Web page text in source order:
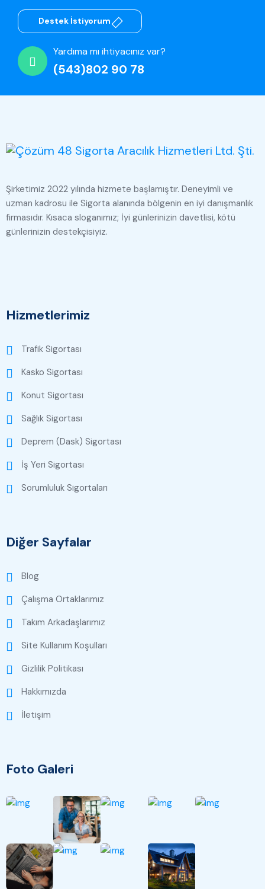
Destek İstiyorum
Yardıma mı ihtiyacınız var?
(543)802 90 78
Şirketimiz 2022 yılında hizmete başlamıştır. Deneyimli ve
uzman kadrosu ile Sigorta alanında bölgenin en iyi danışmanlık
firmasıdır. Kısaca sloganımız; İyi günlerinizin davetlisi, kötü
günlerinizin destekçisiyiz.
Hizmetlerimiz
Trafik Sigortası
Kasko Sigortası
Konut Sigortası
Sağlık Sigortası
Deprem (Dask) Sigortası
İş Yeri Sigortası
Sorumluluk Sigortaları
Diğer Sayfalar
Blog
Çalışma Ortaklarımız
Takım Arkadaşlarımız
Site Kullanım Koşulları
Gizlilik Politikası
Hakkımızda
İletişim
Foto Galeri